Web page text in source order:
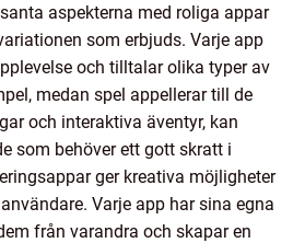
aspekterna med roliga appar
som erbjuds. Varje app
och tilltalar olika typer av
medan spel appellerar till de
och interaktiva äventyr, kan
som behöver ett gott skratt i
ger kreativa möjligheter
Varje app har sina egna
från varandra och skapar en